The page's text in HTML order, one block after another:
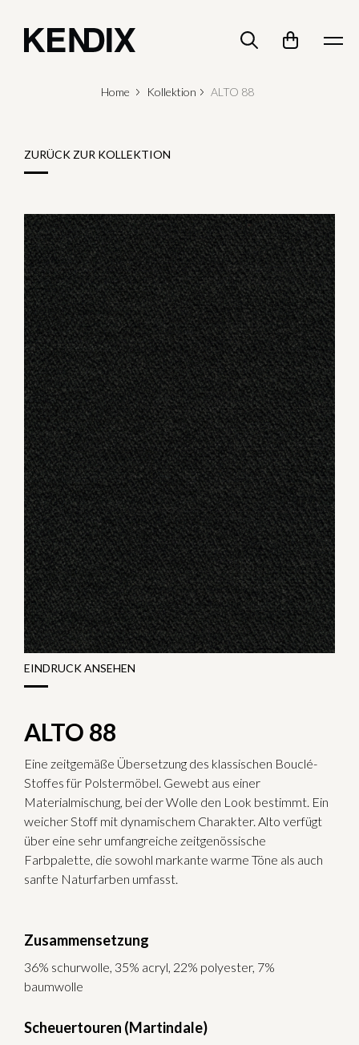
Home Kollektion ALTO 88
ZURÜCK ZUR KOLLEKTION
ALTO 88
Eine zeitgemäße Übersetzung des klassischen Bouclé-
Stoffes für Polstermöbel. Gewebt aus einer
Materialmischung, bei der Wolle den Look bestimmt. Ein
weicher Stoff mit dynamischem Charakter. Alto verfügt
über eine sehr umfangreiche zeitgenössische
Farbpalette, die sowohl markante warme Töne als auch
sanfte Naturfarben umfasst.
Zusammensetzung
36% schurwolle, 35% acryl, 22% polyester, 7%
baumwolle
Scheuertouren (Martindale)
EINDRUCK ANSEHEN